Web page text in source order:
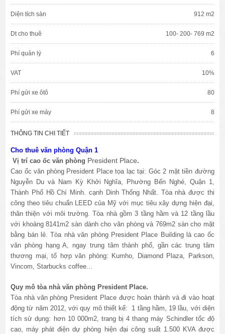
Diện tích sàn 912 m2
Dt cho thuê 100- 200- 769 m2
Phí quản lý 6
VAT 10%
Phí gửi xe ôtô 80
Phí gửi xe máy 8
THÔNG TIN CHI TIẾT
Cho thuê văn phòng Quận 1
Vị trí cao ốc văn phòng President Place.
Cao ốc văn phòng President Place tọa lạc tại: Góc 2 mặt tiền đường
Nguyễn Du và Nam Kỳ Khởi Nghĩa, Phường Bến Nghé, Quận 1,
Thành Phố Hồ Chí Minh. cạnh Dinh Thống Nhất. Tòa nhà được thi
công theo tiêu chuẩn LEED của Mỹ với mục tiêu xây dựng hiện đại,
thân thiện với môi trường. Tòa nhà gồm 3 tầng hầm và 12 tầng lầu
với khoảng 8141m2 sàn dành cho văn phòng và 769m2 sàn cho mặt
bằng bán lẻ. Tòa nhà văn phòng President Place Building là cao ốc
văn phòng hạng A, ngay trung tâm thành phố, gần các trung tâm
thương mại, tổ hợp văn phòng: Kumho, Diamond Plaza, Parkson,
Vincom, Starbucks coffee...
Quy mô tòa nhà văn phòng President Place.
Tòa nhà văn phòng President Place được hoàn thành và đi vào hoạt
động từ năm 2012, với quy mô thiết kế: 1 tầng hầm, 19 lầu, với diện
tích sử dụng: hơn 10 000m2, trang bị 4 thang máy Schindler tốc độ
cao, máy phát điện dự phòng hiện đại công suất 1.500 KVA được